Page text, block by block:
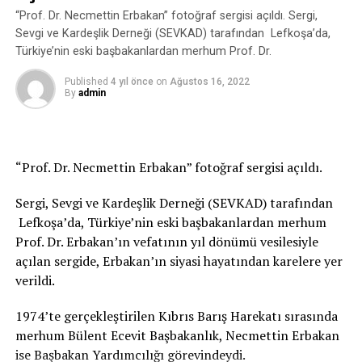
“Prof. Dr. Necmettin Erbakan” fotoğraf sergisi açıldı. Sergi,
Sevgi ve Kardeşlik Derneği (SEVKAD) tarafından Lefkoşa’da,
Türkiye’nin eski başbakanlardan merhum Prof. Dr.
Published 4 yıl önce on Ağustos 16, 2022
By admin
“Prof. Dr. Necmettin Erbakan” fotoğraf sergisi açıldı.
Sergi, Sevgi ve Kardeşlik Derneği (SEVKAD) tarafından
Lefkoşa’da, Türkiye’nin eski başbakanlardan merhum
Prof. Dr. Erbakan’ın vefatının yıl dönümü vesilesiyle
açılan sergide, Erbakan’ın siyasi hayatından karelere yer
verildi.
1974’te gerçekleştirilen Kıbrıs Barış Harekatı sırasında
merhum Bülent Ecevit Başbakanlık, Necmettin Erbakan
ise Başbakan Yardımcılığı görevindeydi.